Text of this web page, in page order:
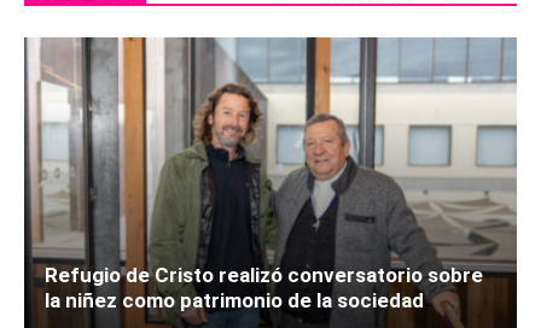
Refugio de Cristo realizó conversatorio sobre
la niñez como patrimonio de la sociedad